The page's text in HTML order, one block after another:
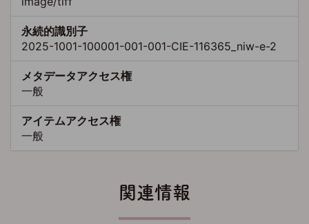
永続的識別子
2025-1001-100001-001-001-CIE-116365_niw-e-2
メタデータアクセス権
一般
アイテムアクセス権
一般
関連情報